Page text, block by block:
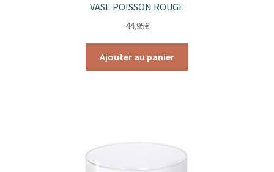
VASE POISSON ROUGE
44,95€
Ajouter au panier